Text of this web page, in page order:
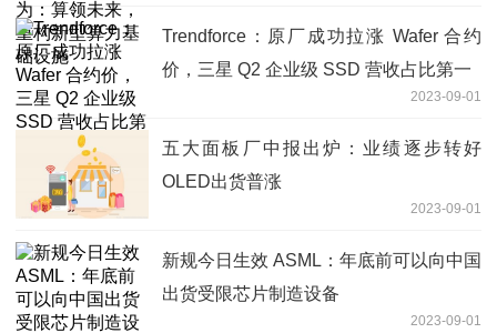
Trendforce：原厂成功拉涨 Wafer 合约
价，三星 Q2 企业级 SSD 营收占比第一
2023-09-01
五大面板厂中报出炉：业绩逐步转好
OLED出货普涨
2023-09-01
新规今日生效 ASML：年底前可以向中国
出货受限芯片制造设备
2023-09-01